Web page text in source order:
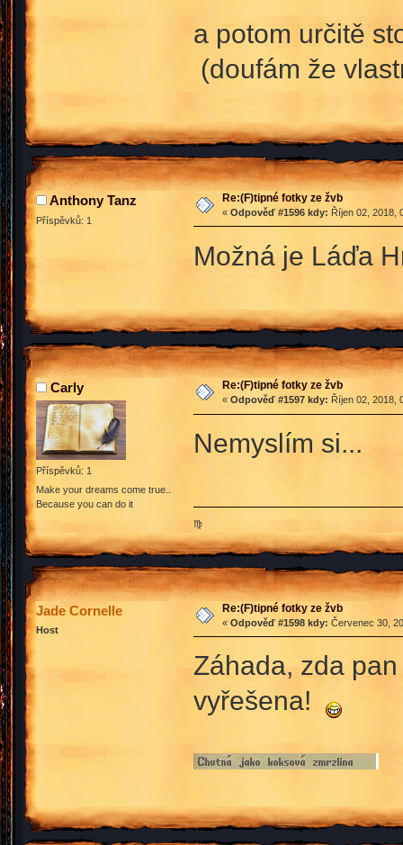
a potom určitě
(doufám že
Anthony Tanz
Příspěvků: 1
Re:(F)tipné fotky ze žvb
« Odpověď #1596 kdy: Říjen 02, 2018,
Možná je Láďa
Carly
Příspěvků: 1
Make your dreams come true..
Because you can do it
Re:(F)tipné fotky ze žvb
« Odpověď #1597 kdy: Říjen 02, 2018,
Nemyslím si...
♍
Jade Cornelle
Host
Re:(F)tipné fotky ze žvb
« Odpověď #1598 kdy: Červenec 30,
Záhada, zda
vyřešena!